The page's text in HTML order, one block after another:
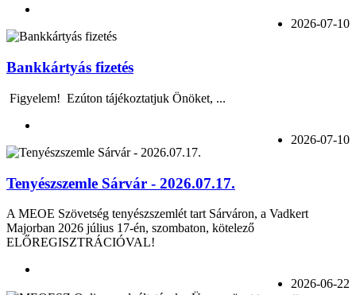
2026-07-10
Bankkártyás fizetés
Figyelem! Ezúton tájékoztatjuk Önöket, ...
2026-07-10
Tenyészszemle Sárvár - 2026.07.17.
A MEOE Szövetség tenyészszemlét tart Sárváron, a Vadkert
Majorban 2026 július 17-én, szombaton, kötelező
ELŐREGISZTRÁCIÓVAL!
2026-06-22